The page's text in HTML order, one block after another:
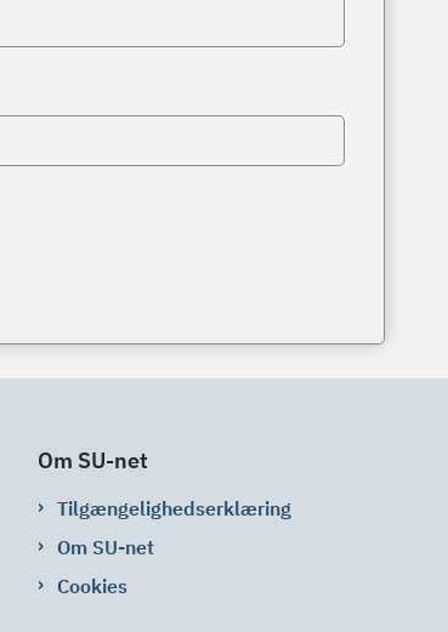
Om SU-net
Tilgængelighedserklæring
Om SU-net
Cookies